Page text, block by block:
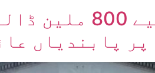
امریکہ نے شمالی